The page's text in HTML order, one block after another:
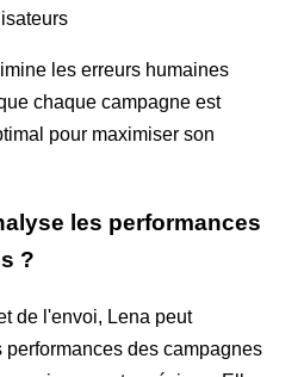
les erreurs humaines
chaque campagne est
pour maximiser son
les performances
?
de l'envoi, Lena peut
des campagnes